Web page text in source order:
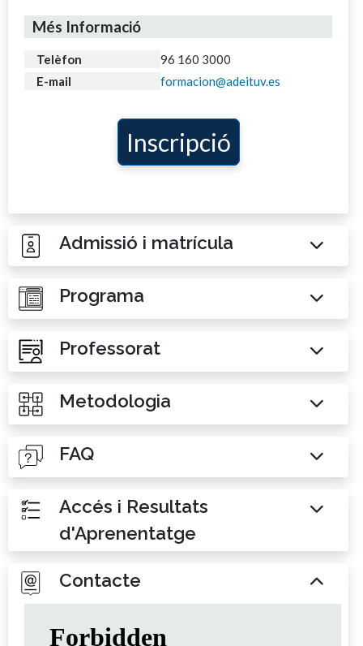
Més Informació
Telèfon
96 160 3000
E-mail
formacion@adeituv.es
Inscripció
Admissió i matrícula
Programa
Professorat
Metodologia
FAQ
Accés i Resultats
d'Aprenentatge
Contacte